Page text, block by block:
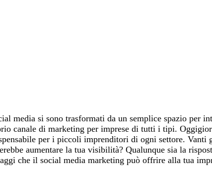
media si sono trasformati da un semplice spazio per
canale di marketing per imprese di tutti i tipi.
per i piccoli imprenditori di ogni settore. Vanti
aumentare la tua visibilità? Qualunque sia la
che il social media marketing può offrire alla tua